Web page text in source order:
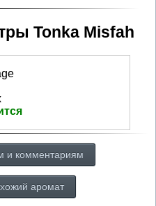
Tonka Misfah
и комментариям
аромат